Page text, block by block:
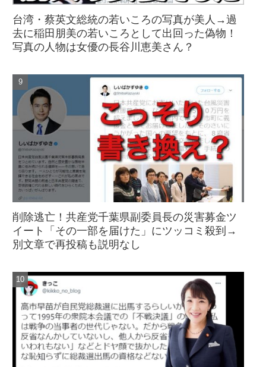
台湾・蔡英文総統の若いころの写真が美人→過
去に稲田朋美の若いころとして出回った偽物！
写真の人物は女優の長谷川恵美さん？
削除逃亡！共産党千葉県副委員長の災害募金ツ
イート「その一部を届けた」にツッコミ殺到→
別文章で再投稿も説明なし